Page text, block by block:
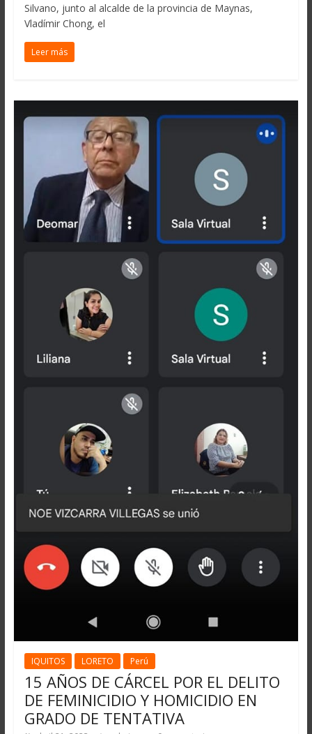
Silvano, junto al alcalde de la provincia de Maynas,
Vladímir Chong, el
Leer más
IQUITOS LORETO Perú
15 AÑOS DE CÁRCEL POR EL DELITO
DE FEMINICIDIO Y HOMICIDIO EN
GRADO DE TENTATIVA